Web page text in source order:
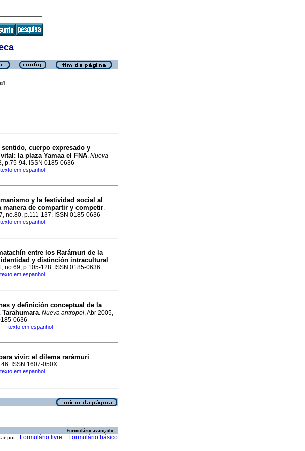
sentido, cuerpo expresado y
la plaza Yamaa el FNA. Nueva
p.75-94. ISSN 0185-0636
texto em espanhol
y la festividad social al
manera de compartir y competir.
no.80, p.111-137. ISSN 0185-0636
texto em espanhol
entre los Rarámuri de la
identidad y distinción intracultural .
no.69, p.105-128. ISSN 0185-0636
texto em espanhol
y definición conceptual de la
. Nueva antropol, Abr 2005,
0636
· texto em espanhol
vivir: el dilema rarámuri.
ISSN 1607-050X
texto em espanhol
Formulário avançado
por : Formulário livre Formulário básico